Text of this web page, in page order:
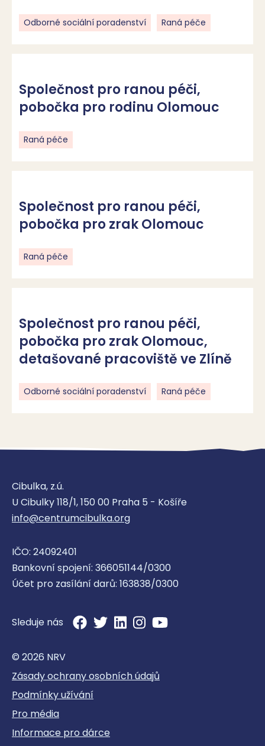
Odborné sociální poradenství Raná péče
Společnost pro ranou péči,
pobočka pro rodinu Olomouc
Raná péče
Společnost pro ranou péči,
pobočka pro zrak Olomouc
Raná péče
Společnost pro ranou péči,
pobočka pro zrak Olomouc,
detašované pracoviště ve Zlíně
Odborné sociální poradenství Raná péče
Cibulka, z.ú.
U Cibulky 118/1, 150 00 Praha 5 - Košíře
info@centrumcibulka.org
IČO: 24092401
Bankovní spojení: 366051144/0300
Účet pro zasílání darů: 163838/0300
Sleduje nás
© 2026 NRV
Zásady ochrany osobních údajů
Podmínky užívání
Pro média
Informace pro dárce